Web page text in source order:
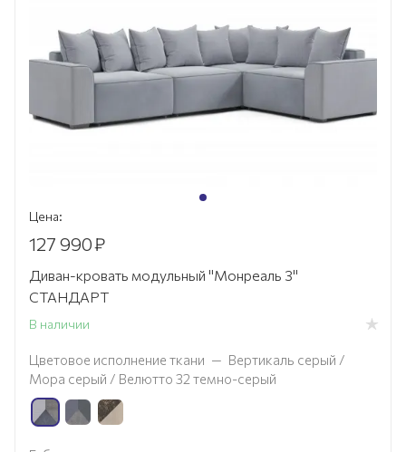
Цена:
127 990₽
Диван-кровать модульный "Монреаль 3"
СТАНДАРТ
В наличии
Цветовое исполнение ткани — Вертикаль серый /
Мора серый / Велютто 32 темно-серый